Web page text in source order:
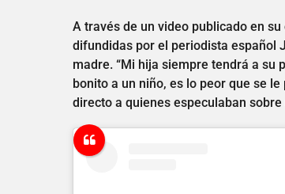
A través de un video publicado en
difundidas por el periodista español
madre. “Mi hija siempre tendrá a su
bonito a un niño, es lo peor que se
directo a quienes especulaban